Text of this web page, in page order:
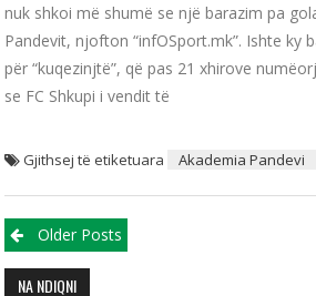
nuk shkoi më shumë se një barazim pa
Pandevit, njofton “infOSport.mk”. Ishte ky
për “kuqezinjtë”, që pas 21 xhirove
se FC Shkupi i vendit të
Gjithsej të etiketuara Akademia Pandevi
Posts navigation
Older Posts
NA NDIQNI